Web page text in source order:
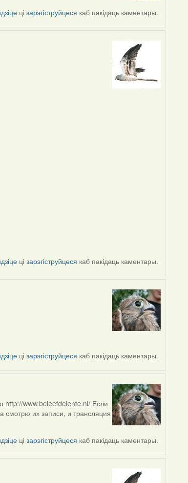
цізарэгіструйцеся каб пакідаць каментары.
цізарэгіструйцеся каб пакідаць каментары.
цізарэгіструйцеся каб пакідаць каментары.
www.beleefdelente.nl/ Если
смотрю их записи, и трансляция
цізарэгіструйцеся каб пакідаць каментары.